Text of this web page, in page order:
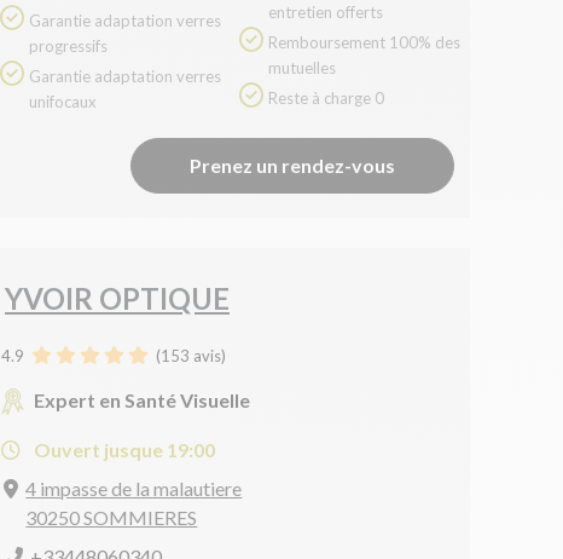
progressifs
unifocaux
entretien offerts
mutuelles
Reste à charge 0
Prenez un rendez-vous
YVOIR OPTIQUE
4.9 (153 avis)
Expert en Santé Visuelle
Ouvert jusque 19:00
4 impasse de la malautiere
30250 SOMMIERES